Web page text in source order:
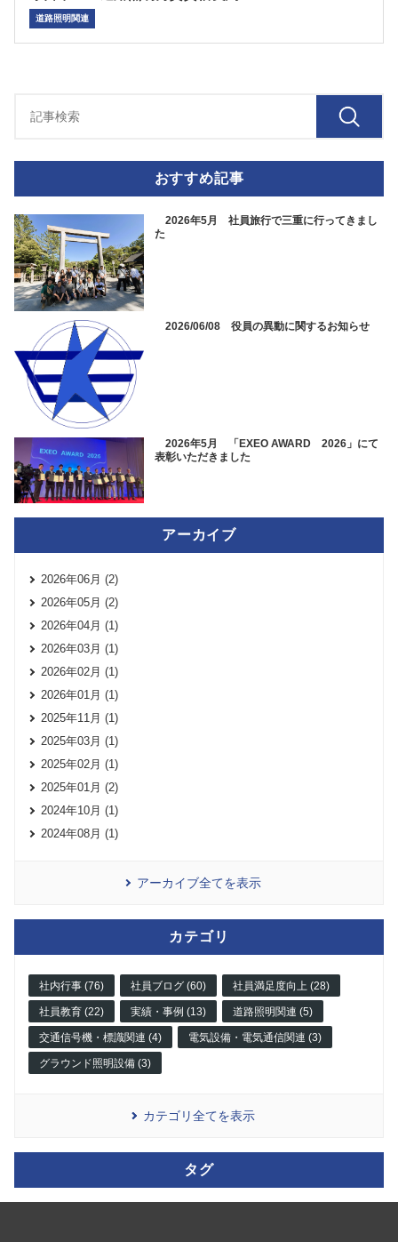
道路照明関連
おすすめ記事
2026年5月 社員旅行で三重に行ってきまし
た
2026/06/08 役員の異動に関するお知らせ
2026年5月 「EXEO AWARD 2026」にて
表彰いただきました
アーカイブ
2026年06月 (2)
2026年05月 (2)
2026年04月 (1)
2026年03月 (1)
2026年02月 (1)
2026年01月 (1)
2025年11月 (1)
2025年03月 (1)
2025年02月 (1)
2025年01月 (2)
2024年10月 (1)
2024年08月 (1)
アーカイブ全てを表示
カテゴリ
社内行事 (76) 社員ブログ (60) 社員満足度向上 (28)
社員教育 (22) 実績・事例 (13) 道路照明関連 (5)
交通信号機・標識関連 (4) 電気設備・電気通信関連 (3)
グラウンド照明設備 (3)
カテゴリ全てを表示
タグ